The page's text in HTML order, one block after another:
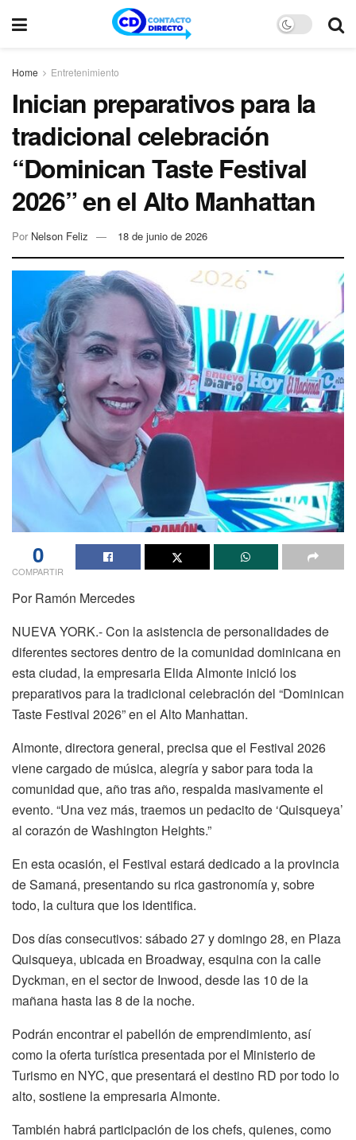
Home Entretenimiento
Inician preparativos para la
tradicional celebración
“Dominican Taste Festival
2026” en el Alto Manhattan
Por Nelson Feliz 18 de junio de 2026
0
COMPARTIR
Por Ramón Mercedes
NUEVA YORK.- Con la asistencia de personalidades de
diferentes sectores dentro de la comunidad dominicana en
esta ciudad, la empresaria Elida Almonte inició los
preparativos para la tradicional celebración del “Dominican
Taste Festival 2026” en el Alto Manhattan.
Almonte, directora general, precisa que el Festival 2026
viene cargado de música, alegría y sabor para toda la
comunidad que, año tras año, respalda masivamente el
evento. “Una vez más, traemos un pedacito de ‘Quisqueya’
al corazón de Washington Heights.”
En esta ocasión, el Festival estará dedicado a la provincia
de Samaná, presentando su rica gastronomía y, sobre
todo, la cultura que los identifica.
Dos días consecutivos: sábado 27 y domingo 28, en Plaza
Quisqueya, ubicada en Broadway, esquina con la calle
Dyckman, en el sector de Inwood, desde las 10 de la
mañana hasta las 8 de la noche.
Podrán encontrar el pabellón de emprendimiento, así
como la oferta turística presentada por el Ministerio de
Turismo en NYC, que presentará el destino RD por todo lo
alto, sostiene la empresaria Almonte.
También habrá participación de los chefs, quienes, como